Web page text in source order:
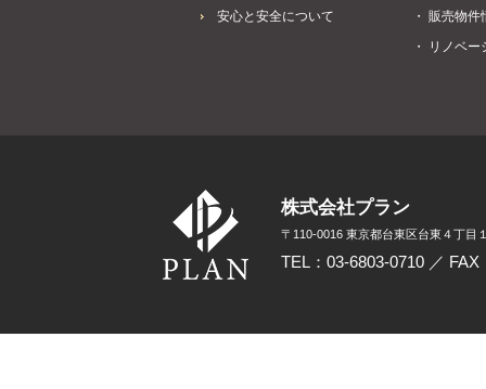
安心と安全について
・ 販売物件
・ リノベ
株式会社プラン
〒110-0016 東京都台東区台東４丁目
TEL：03-6803-0710 ／ FAX